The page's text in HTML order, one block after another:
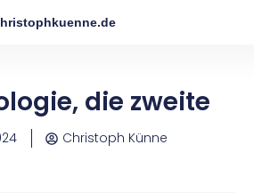
die zweite
Christoph Künne